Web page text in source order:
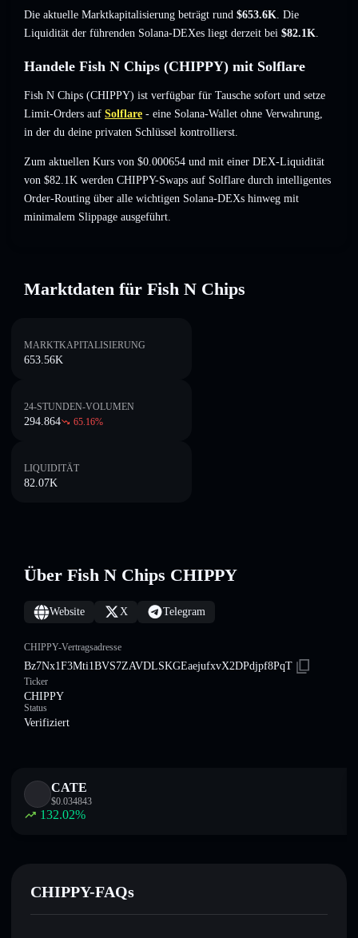
Die aktuelle Marktkapitalisierung beträgt rund $653.6K. Die
Liquidität der führenden Solana-DEXes liegt derzeit bei $82.1K.
Handele Fish N Chips (CHIPPY) mit Solflare
Fish N Chips (CHIPPY) ist verfügbar für Tausche sofort und setze
Limit-Orders auf Solflare - eine Solana-Wallet ohne Verwahrung,
in der du deine privaten Schlüssel kontrollierst.
Zum aktuellen Kurs von $0.000654 und mit einer DEX-Liquidität
von $82.1K werden CHIPPY-Swaps auf Solflare durch intelligentes
Order-Routing über alle wichtigen Solana-DEXs hinweg mit
minimalem Slippage ausgeführt.
Marktdaten für Fish N Chips
MARKTKAPITALISIERUNG
653.56K
24-STUNDEN-VOLUMEN
294.864 65.16%
LIQUIDITÄT
82.07K
Über Fish N Chips CHIPPY
Website X Telegram
CHIPPY-Vertragsadresse
Bz7Nx1F3Mti1BVS7ZAVDLSKGEaejufxvX2DPdjpf8PqT
Ticker
CHIPPY
Status
Verifiziert
CATE
$0.034843
132.02%
CHIPPY-FAQs